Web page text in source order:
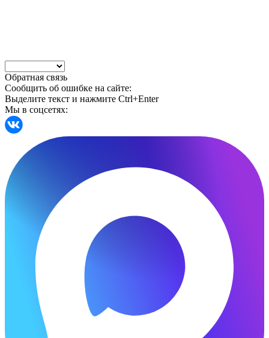
Обратная связь
Сообщить об ошибке на сайте:
Выделите текст и нажмите Ctrl+Enter
Мы в соцсетях: